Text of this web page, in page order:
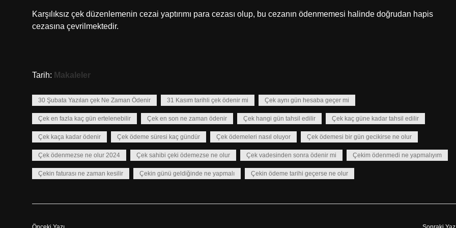
Karşılıksız çek düzenlemenin cezai yaptırımı para cezası olup, bu cezanın ödenmemesi halinde doğrudan hapis
cezasına çevrilmektedir.
Tarih: Makaleler
30 Şubata Yazılan çek Ne Zaman Ödenir 31 Kasım tarihli çek ödenir mi Çek aynı gün hesaba geçer mi
Çek en fazla kaç gün ertelenebilir Çek en son ne zaman ödenir Çek hangi gün tahsil edilir Çek kaç güne kadar tahsil edilir
Çek kaça kadar ödenir Çek ödeme süresi kaç gündür Çek ödemeleri nasıl oluyor Çek ödemesi bir gün gecikirse ne olur
Çek ödenmezse ne olur 2024 Çek sahibi çeki ödemezse ne olur Çek vadesinden sonra ödenir mi Çekim ödenmedi ne yapmalıyım
Çekin faturası ne zaman kesilir Çekin günü geldiğinde ne yapmalı Çekin ödeme tarihi geçerse ne olur